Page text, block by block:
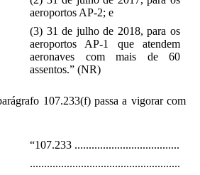
aeroportos AP-2; e
(3) 31 de julho de 2018, para os
aeroportos AP-1 que atendem
aeronaves com mais de 60
assentos.” (NR)
107.233(f) passa a vigorar com
“107.233 .....................................
.....................................................